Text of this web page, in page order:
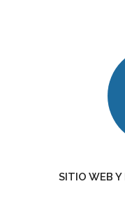
SITIO WEB Y